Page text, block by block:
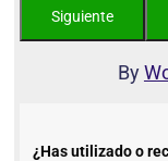
By
¿Has utilizado o